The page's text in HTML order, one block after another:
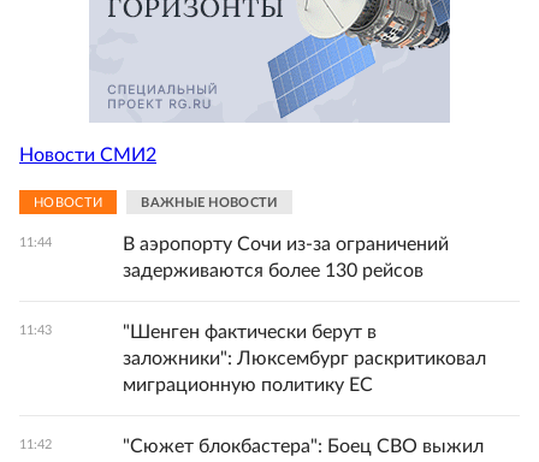
Новости СМИ2
НОВОСТИ ВАЖНЫЕ НОВОСТИ
11:44
В аэропорту Сочи из-за ограничений
задерживаются более 130 рейсов
11:43
"Шенген фактически берут в
заложники": Люксембург раскритиковал
миграционную политику ЕС
11:42
"Сюжет блокбастера": Боец СВО выжил